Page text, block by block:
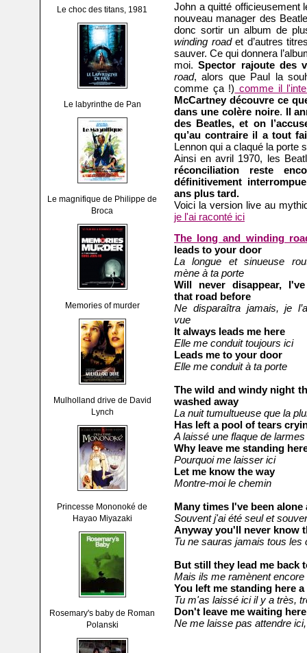
Le choc des titans, 1981
Le labyrinthe de Pan
Le magnifique de Philippe de
Broca
Memories of murder
Mulholland drive de David
Lynch
Princesse Mononoké de
Hayao Miyazaki
Rosemary's baby de Roman
Polanski
John a quitté officieusement
nouveau manager des
donc sortir un album de
winding roadet d’autres
sauver. Ce qui donnera
moi.Spector rajoute des
road, alors que Paul la
comme ça !) comme il
McCartney découvre ce
dans une colère noire. Il
des Beatles, et on
qu’au contraire il a tout
Lennon qui a claqué la porte
Ainsi en avril 1970, les
réconciliation reste
définitivement
ans plus tard.
Voici la version live au
je l'ai raconté ici
The long and winding
leads to your door
La longue et sinueuse
mène à ta porte
Will never disappear,
that road before
Ne disparaîtra jamais, je
vue
It always leads me here
Elle me conduit toujours ici
Leads me to your door
Elle me conduit à ta porte
The wild and windy night
washed away
La nuit tumultueuse que la
Has left a pool of tears
A laissé une flaque de
Why leave me standing
Pourquoi me laisser ici
Let me know the way
Montre-moi le chemin
Many times I've been
Souvent j'ai été seul et
Anyway you'll never know
Tu ne sauras jamais tous
But still they lead me back
Mais ils me ramènent
You left me standing here
Tu m'as laissé ici il y a très,
Don't leave me waiting
Ne me laisse pas attendre